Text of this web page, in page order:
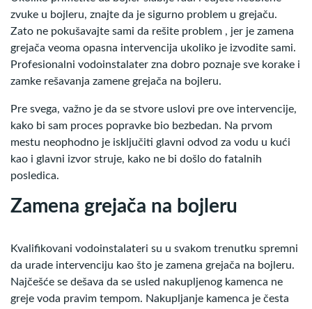
zvuke u bojleru, znajte da je sigurno problem u grejaču.
Zato ne pokušavajte sami da rešite problem , jer je zamena
grejača veoma opasna intervencija ukoliko je izvodite sami.
Profesionalni vodoinstalater zna dobro poznaje sve korake i
zamke rešavanja zamene grejača na bojleru.
Pre svega, važno je da se stvore uslovi pre ove intervencije,
kako bi sam proces popravke bio bezbedan. Na prvom
mestu neophodno je isključiti glavni odvod za vodu u kući
kao i glavni izvor struje, kako ne bi došlo do fatalnih
posledica.
Zamena grejača na bojleru
Kvalifikovani vodoinstalateri su u svakom trenutku spremni
da urade intervenciju kao što je zamena grejača na bojleru.
Najčešće se dešava da se usled nakupljenog kamenca ne
greje voda pravim tempom. Nakupljanje kamenca je česta